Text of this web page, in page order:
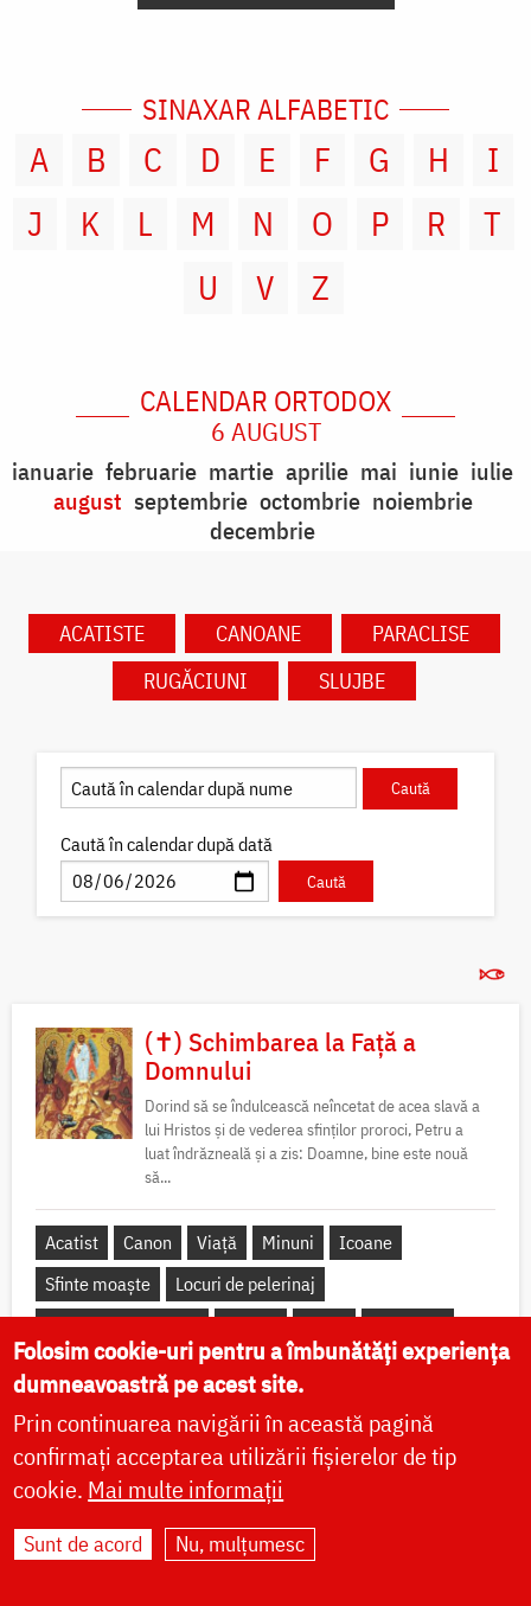
SINAXAR ALFABETIC
A B C D E F G H
I
J
K L M N O P R
T
U
V Z
CALENDAR ORTODOX
6 AUGUST
ianuarie februarie martie aprilie mai iunie iulie
august septembrie octombrie noiembrie
decembrie
ACATISTE CANOANE
PARACLISE
RUGĂCIUNI
SLUJBE
Caută în calendar după dată
(✝) Schimbarea la Față a
Domnului
Dorind să se îndulcească neîncetat de acea slavă a
lui Hristos și de vederea sfinților proroci, Petru a
luat îndrăzneală și a zis: Doamne, bine este nouă
să...
Acatist Canon Viață Minuni
Icoane
Sfinte moaște
Locuri de pelerinaj
Apostolul zilei
Fraților, siliți-vă cu atât mai mult să faceți temeinice și chemarea și
alegerea voastră, de vreme ce, făcând acestea, nu veți greși
Folosim cookie-uri pentru a îmbunătăți experiența
dumneavoastră pe acest site.
Prin continuarea navigării în această pagină
confirmați acceptarea utilizării fișierelor de tip
cookie. Mai multe informații
Sunt de acord Nu, mulțumesc